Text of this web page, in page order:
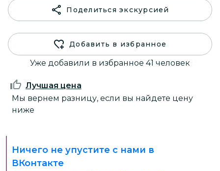
Поделиться экскурсией
Добавить в избранное
Уже добавили в избранное 41 человек
Лучшая цена
Мы вернем разницу, если вы найдете цену
ниже
Ничего не упустите с нами в
ВКонтакте